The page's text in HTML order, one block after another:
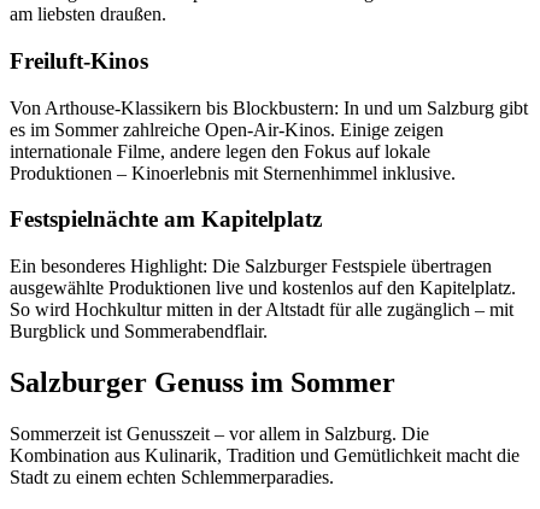
am liebsten draußen.
Freiluft-Kinos
Von Arthouse-Klassikern bis Blockbustern: In und um Salzburg gibt
es im Sommer zahlreiche Open-Air-Kinos. Einige zeigen
internationale Filme, andere legen den Fokus auf lokale
Produktionen – Kinoerlebnis mit Sternenhimmel inklusive.
Festspielnächte am Kapitelplatz
Ein besonderes Highlight: Die Salzburger Festspiele übertragen
ausgewählte Produktionen live und kostenlos auf den Kapitelplatz.
So wird Hochkultur mitten in der Altstadt für alle zugänglich – mit
Burgblick und Sommerabendflair.
Salzburger Genuss im Sommer
Sommerzeit ist Genusszeit – vor allem in Salzburg. Die
Kombination aus Kulinarik, Tradition und Gemütlichkeit macht die
Stadt zu einem echten Schlemmerparadies.